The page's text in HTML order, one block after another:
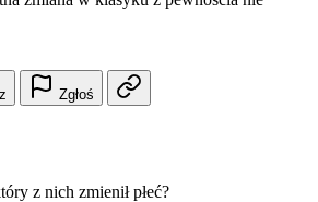
Zgłoś
z nich zmienił płeć?